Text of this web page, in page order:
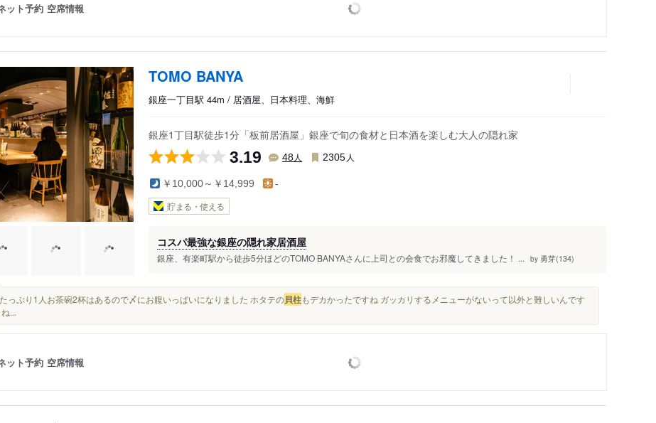
ット予約 空席情報
TOMO BANYA
銀座一丁目駅 44m / 居酒屋、日本料理、海鮮
銀座1丁目駅徒歩1分「板前居酒屋」銀座で旬の食材と日本酒を楽しむ大人の隠れ家
3.19 48人 2305 人
￥10,000～￥14,999 -
貯まる・使える
コスパ最強な銀座の隠れ家居酒屋
銀座、有楽町駅から徒歩5分ほどのTOMO BANYAさんに上司との会食でお邪魔してきました！ ... by 勇芽(134)
っぷり1人お茶碗2杯はあるので〆にお腹いっぱいになりました ホタテの貝柱もデカかったですね ガッカリするメニューがないって以外と難しいんです
...
ット予約 空席情報